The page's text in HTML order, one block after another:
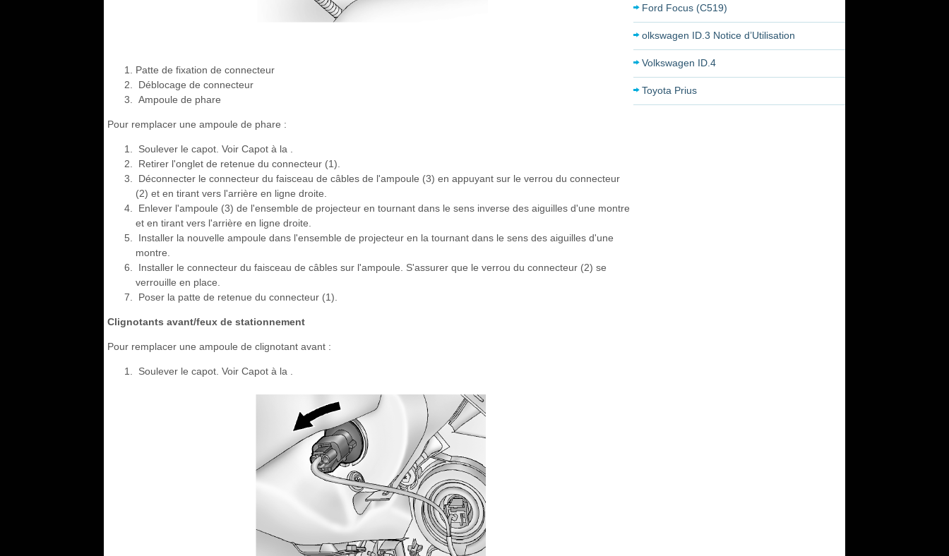
Patte de fixation de connecteur
Déblocage de connecteur
Ampoule de phare
Pour remplacer une ampoule de phare :
Soulever le capot. Voir Capot à la .
Retirer l'onglet de retenue du connecteur (1).
Déconnecter le connecteur du faisceau de câbles de l'ampoule (3) en appuyant sur le verrou du connecteur
(2) et en tirant vers l'arrière en ligne droite.
Enlever l'ampoule (3) de l'ensemble de projecteur en tournant dans le sens inverse des aiguilles d'une montre
et en tirant vers l'arrière en ligne droite.
Installer la nouvelle ampoule dans l'ensemble de projecteur en la tournant dans le sens des aiguilles d'une
montre.
Installer le connecteur du faisceau de câbles sur l'ampoule. S'assurer que le verrou du connecteur (2) se
verrouille en place.
Poser la patte de retenue du connecteur (1).
Clignotants avant/feux de stationnement
Pour remplacer une ampoule de clignotant avant :
Soulever le capot. Voir Capot à la .
Ford Focus (C519)
olkswagen ID.3 Notice d’Utilisation
Volkswagen ID.4
Toyota Prius